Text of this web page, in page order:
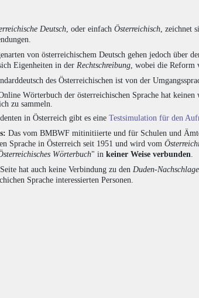
Deutsch , oder einfach Österreichisch , zeichnet
von österreichischem Deutsch gehen jedoch über
Eigenheiten in der Rechtschreibung , wobei die Reform
des Österreichischen ist von der
Wörterbuch der österreichischen Sprache hat
zu sammeln.
in Österreich gibt es eine Testsimulation für den
Das vom BMBWF mitinitiierte und für Schulen und
Sprache in Österreich seit 1951 und wird vom
Wörterbuch" in keiner Weise verbunden
hat auch keine Verbindung zu den Duden-
Sprache interessierten Personen.